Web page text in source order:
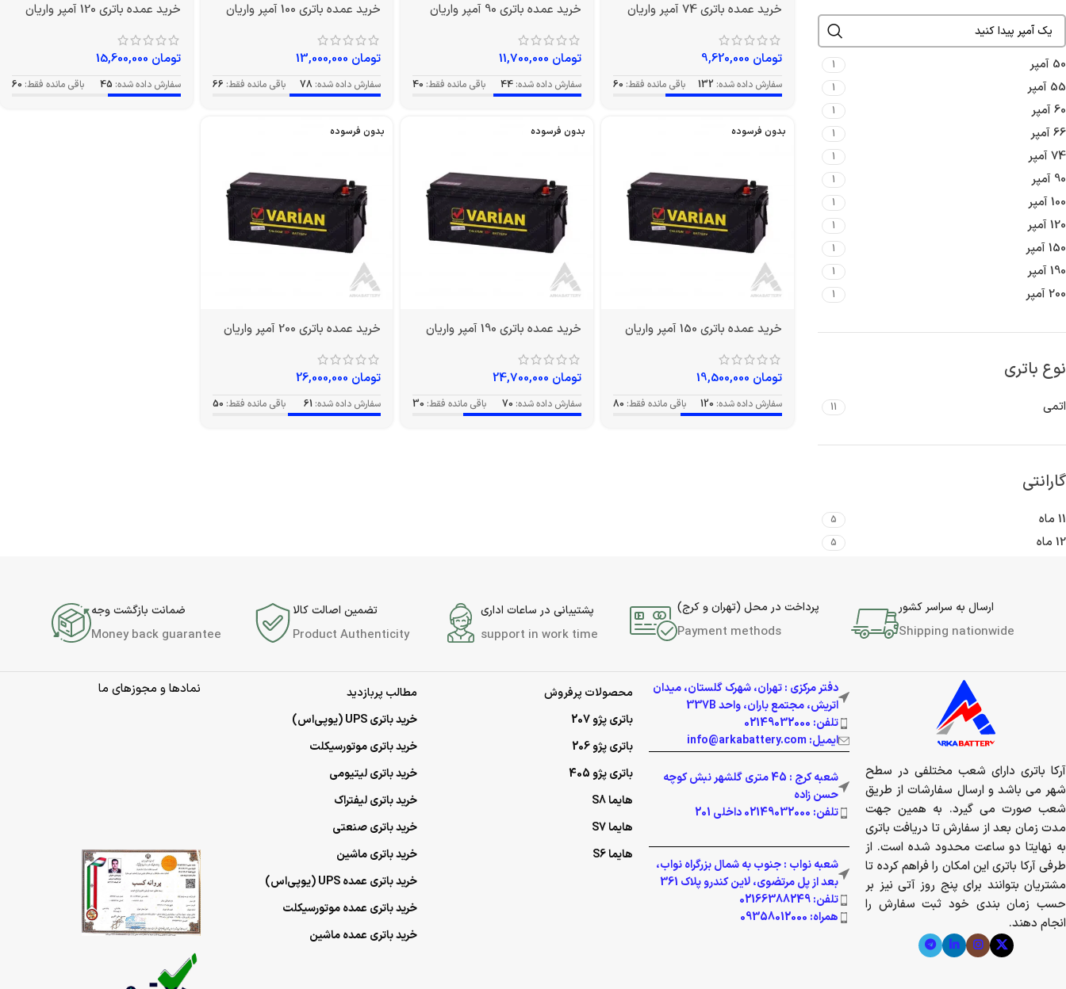
50 آمپر 1
55 آمپر 1
60 آمپر 1
66 آمپر 1
74 آمپر 1
90 آمپر 1
100 آمپر 1
120 آمپر 1
150 آمپر 1
190 آمپر 1
200 آمپر 1
نوع باتری
اتمی 11
گارانتی
11 ماه 5
12 ماه 5
خرید عمده باتری 74 آمپر واریان
تومان
سفارش داده شده: 132 باقی مانده فقط: 60
خرید عمده باتری 90 آمپر واریان
تومان
سفارش داده شده: 44 باقی مانده فقط: 40
خرید عمده باتری 100 آمپر واریان
تومان
سفارش داده شده: 78 باقی مانده فقط: 66
خرید عمده باتری 120 آمپر واریان
تومان
سفارش داده شده: 45 باقی مانده فقط: 60
بدون فرسوده
خرید عمده باتری 150 آمپر واریان
تومان
سفارش داده شده: 120 باقی مانده فقط: 80
بدون فرسوده
خرید عمده باتری 190 آمپر واریان
تومان
سفارش داده شده: 70 باقی مانده فقط: 30
بدون فرسوده
خرید عمده باتری 200 آمپر واریان
تومان
سفارش داده شده: 61 باقی مانده فقط: 50
ارسال به سراسر کشور
Shipping nationwide
پرداخت در محل (تهران و کرج)
Payment methods
پشتیبانی در ساعات اداری
support in work time
تضمین اصالت کالا
Product Authenticity
ضمانت بازگشت وجه
Money back guarantee
آرکا باتری دارای شعب مختلفی در سطح
شهر می باشد و ارسال سفارشات از طریق
شعب صورت می گیرد. به همین جهت
مدت زمان بعد از سفارش تا دریافت باتری
به نهایتا دو ساعت محدود شده است. از
طرفی آرکا باتری این امکان را فراهم کرده تا
مشتریان بتوانند برای پنج روز آتی نیز بر
حسب زمان بندی خود ثبت سفارش را
انجام دهند.
دفتر مرکزی : تهران، شهرک گلستان، میدان
اتریش، مجتمع باران، واحد 337B
تلفن: 02149032000
ایمیل: info@arkabattery.com
شعبه کرج : 45 متری گلشهر نبش کوچه
حسن زاده
تلفن: 02149032000 داخلی 201
شعبه نواب : جنوب به شمال بزرگراه نواب،
بعد از پل مرتضوی، لاین کندرو پلاک 361
تلفن: 02166388249
همراه: 09358012000
محصولات پرفروش
باتری پژو 207
باتری پژو 206
باتری پژو 405
هایما S8
هایما S7
هایما S6
مطالب پربازدید
خرید باتری UPS (یو‌پی‌اس)
خرید باتری موتورسیکلت
خرید باتری لیتیومی
خرید باتری لیفتراک
خرید باتری صنعتی
خرید باتری ماشین
خرید باتری عمده UPS (یو‌پی‌اس)
خرید باتری عمده موتورسیکلت
خرید باتری عمده ماشین
نمادها و مجوزهای ما